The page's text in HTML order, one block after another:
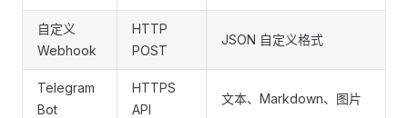
自定义
Webhook
HTTP
POST
JSON 自定义格式
Telegram
Bot
HTTPS
API
文本、Markdown、图片